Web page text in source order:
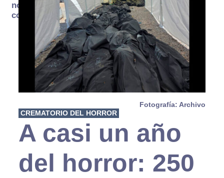
no se
consume
Fotografía: Archivo
CREMATORIO DEL HORROR
A casi un año
del horror: 250